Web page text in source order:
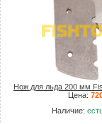
Нож для льда 200 мм
Цена:
Наличие: